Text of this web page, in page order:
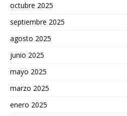
octubre 2025
septiembre 2025
agosto 2025
junio 2025
mayo 2025
marzo 2025
enero 2025